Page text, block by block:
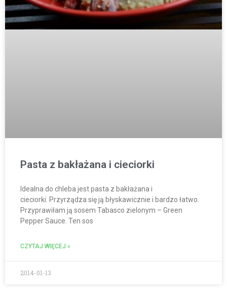
Pasta z bakłażana i cieciorki
Idealna do chleba jest pasta z bakłażana i
cieciorki. Przyrządza się ją błyskawicznie i bardzo łatwo.
Przyprawiłam ją sosem Tabasco zielonym – Green
Pepper Sauce. Ten sos
CZYTAJ WIĘCEJ »
2014-01-13